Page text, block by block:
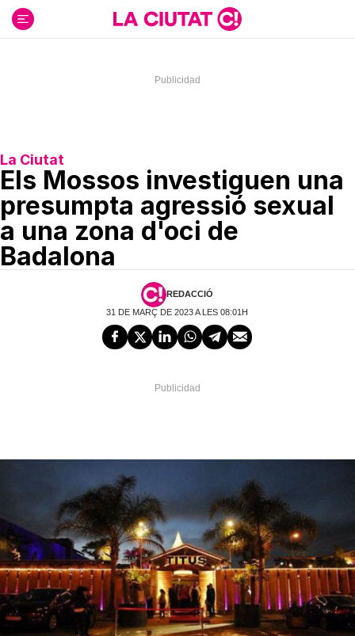
contenido
La Ciutat
Els Mossos investiguen una
presumpta agressió sexual
a una zona d'oci de
Badalona
REDACCIÓ
31 DE MARÇ DE 2023 A LES 08:01H